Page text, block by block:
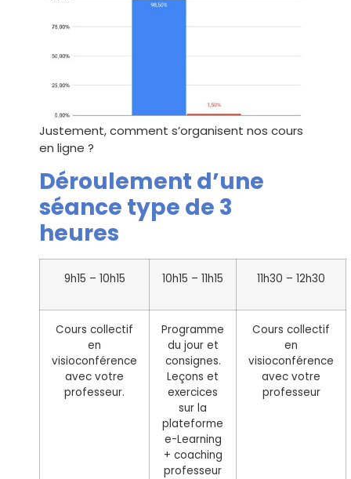
Justement, comment s’organisent nos cours
en ligne ?
Déroulement d’une
séance type de 3
heures
9h15 – 10h15 10h15 – 11h15 11h30 – 12h30
Cours collectif
en
visioconférence
avec votre
professeur.
Programme
du jour et
consignes.
Leçons et
exercices
sur la
plateforme
e-Learning
+ coaching
professeur
Cours collectif
en
visioconférence
avec votre
professeur